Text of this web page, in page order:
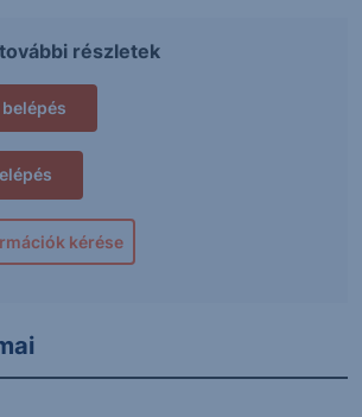
részletek
kérése